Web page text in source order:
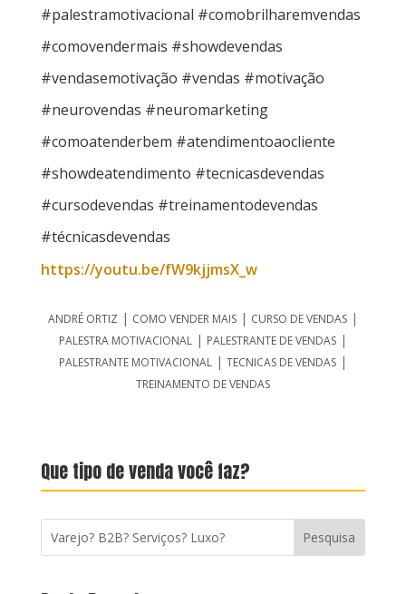
#palestramotivacional #comobrilharemvendas
#comovendermais #showdevendas
#vendasemotivação #vendas #motivação
#neurovendas #neuromarketing
#comoatenderbem #atendimentoaocliente
#showdeatendimento #tecnicasdevendas
#cursodevendas #treinamentodevendas
#técnicasdevendas
https://youtu.be/fW9kjjmsX_w
ANDRÉ ORTIZ | COMO VENDER MAIS| CURSO DE VENDAS|
PALESTRA MOTIVACIONAL| PALESTRANTE DE VENDAS|
PALESTRANTE MOTIVACIONAL| TECNICAS DE VENDAS|
TREINAMENTO DE VENDAS
Que tipo de venda você faz?